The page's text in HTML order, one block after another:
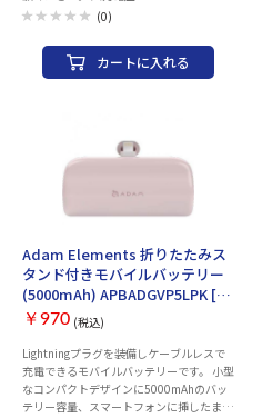
50/60Hz ・220V～240V 50/60Hz 出力電
00VA（W） 電源コード：0.8m（Aタイプ
プラグ） 安全機能：熱検出動作停止機能
本体サイズ：W94×D136×H27mm 本体
(0)
カートに入れる
Adam Elements 折りたたみス
タンド付きモバイルバッテリー
(5000mAh) APBADGVP5LPK [ピ
ンク]
￥970 (税込)
Lightningプラグを装備しケーブルレスで
充電できるモバイルバッテリーです。 小型
なコンパクトデザインに5000mAhのバッ
テリー容量、スマートフォンに挿したまま